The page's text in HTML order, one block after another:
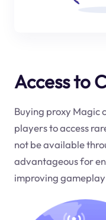
Access to
Buying proxy Magic
players to access
not be available
advantageous for
improving